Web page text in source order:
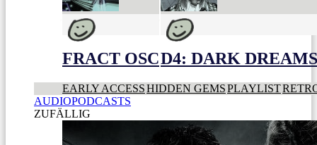
FRACT OSCD4: DARK
EARLY ACCESSHIDDEN GEMSPLAYLIST
AUDIOPODCASTS
ZUFÄLLIG